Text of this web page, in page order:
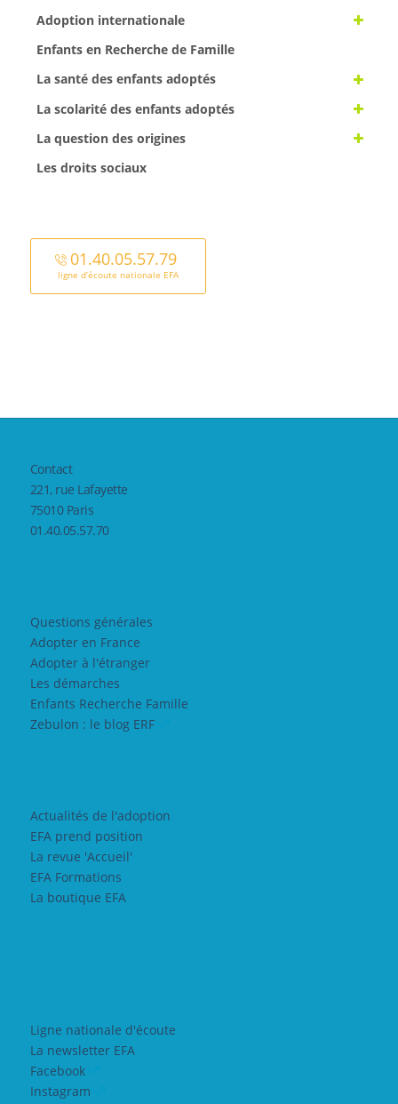
Adoption internationale
Enfants en Recherche de Famille
La santé des enfants adoptés
La scolarité des enfants adoptés
La question des origines
Les droits sociaux
01.40.05.57.79
ligne d’écoute nationale EFA
Contact
221, rue Lafayette
75010 Paris
01.40.05.57.70
Questions générales
Adopter en France
Adopter à l'étranger
Les démarches
Enfants Recherche Famille
Zebulon : le blog ERF
Actualités de l'adoption
EFA prend position
La revue 'Accueil'
EFA Formations
La boutique EFA
Ligne nationale d'écoute
La newsletter EFA
Facebook
Instagram